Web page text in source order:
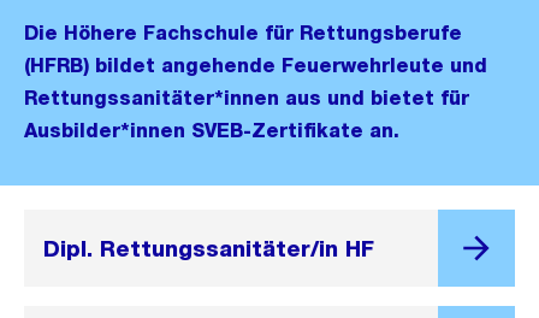
Die Höhere Fachschule für Rettungsberufe
(HFRB) bildet angehende Feuerwehrleute und
Rettungssanitäter*innen aus und bietet für
Ausbilder*innen SVEB-Zertifikate an.
Dipl. Rettungssanitäter/in HF